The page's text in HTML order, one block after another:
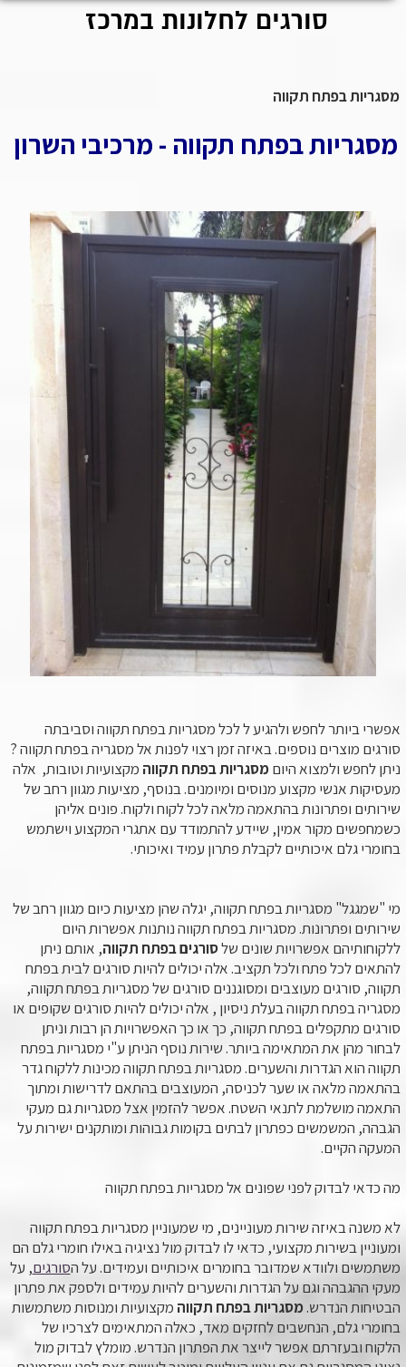
סורגים לחלונות במרכז
אפשרי ביותר לחפש ולהגיע ל לכל מסגריות בפתח תקווה וסביבתה
סורגים מוצרים נוספים. באיזה זמן רצוי לפנות אל מסגריה בפתח תקווה ?
ניתן לחפש ולמצוא היוםמסגריות בפתח תקווה מקצועיות וטובות, אלה
מעסיקות אנשי מקצוע מנוסים ומיומנים. בנוסף, מציעות מגוון רחב של
שירותים ופתרונות בהתאמה מלאה לכל לקוח ולקוח. פונים אליהן
כשמחפשים מקור אמין, שיידע להתמודד עם אתגרי המקצוע וישתמש
בחומרי גלם איכותיים לקבלת פתרון עמיד ואיכותי.
מי "שמגגל" מסגריות בפתח תקווה, יגלה שהן מציעות כיום מגוון רחב של
שירותים ופתרונות. מסגריות בפתח תקווה נותנות אפשרות היום
ללקוחותיהם אפשרויות שונים שלסורגים בפתח תקווה, אותם ניתן
להתאים לכל פתח ולכל תקציב. אלה יכולים להיות סורגים לבית בפתח
תקווה, סורגים מעוצבים ומסוגננים סורגים של מסגריות בפתח תקווה,
מסגריה בפתח תקווה בעלת ניסיון , אלה יכולים להיות סורגים שקופים או
סורגים מתקפלים בפתח תקווה, כך או כך האפשרויות הן רבות וניתן
לבחור מהן את המתאימה ביותר. שירות נוסף הניתן ע"י מסגריות בפתח
תקווה הוא הגדרות והשערים. מסגריות בפתח תקווה מכינות ללקוח גדר
בהתאמה מלאה או שער לכניסה, המעוצבים בהתאם לדרישות ומתוך
התאמה מושלמת לתנאי השטח. אפשר להזמין אצל מסגריות גם מעקי
הגבהה, המשמשים כפתרון לבתים בקומות גבוהות ומותקנים ישירות על
המעקה הקיים.
מה כדאי לבדוק לפני שפונים אל מסגריות בפתח תקווה
לא משנה באיזה שירות מעוניינים, מי שמעוניין מסגריות בפתח תקווה
ומעוניין בשירות מקצועי, כדאי לו לבדוק מול נציגיה באילו חומרי גלם הם
משתמשים ולוודא שמדובר בחומרים איכותיים ועמידים. על הסורגים, על
מעקי ההגבהה וגם על הגדרות והשערים להיות עמידים ולספק את פתרון
הבטיחות הנדרש. מסגריות בפתח תקווה מקצועיות ומנוסות משתמשות
בחומרי גלם, הנחשבים לחזקים מאד, כאלה המתאימים לצרכיו של
הלקוח ובעזרתם אפשר לייצר את הפתרון הנדרש. מומלץ לבדוק מול
מסגריות בפתח תקווה
מסגריות בפתח תקווה - מרכיבי השרון